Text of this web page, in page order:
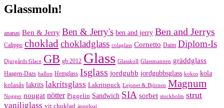
Glassmoln!
ananas Ben & Jerry Ben & Jerry's ben and jerry Ben and Jerrys
Calippo choklad chokladglass colaglass Cornetto Daim Diplom-Is
Djurgårds Glace GB gb 2012 Glass Glasskoll Glassmannen gräddglass
Haagen-Dazs hallon Hemglass Isglass jordgubb jordgubbsglass kokos kola
kolasås lakrits lakritsglass Lakritspuck Lejonet & Björnen Magnum
Nogger nougat nötter Piggelin Sandwich SIA sorbet stockholm strut
vaniljglass vit choklad äppelpaj